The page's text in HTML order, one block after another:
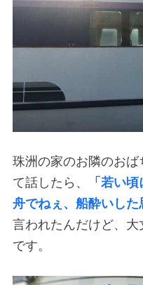
珠洲の家のお隣のお
て話したら、
「若い
舟でねぇ、船酔いした
言われたんだけど、
です。